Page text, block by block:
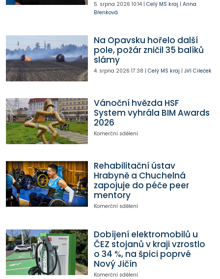
5. srpna 2026 10:14| Celý MS kraj | Anna
Břenková
Na Opavsku hořelo další
pole, požár zničil 35 balíků
slámy
4. srpna 2026 17:38 | Celý MS kraj | Jiří Cileček
Vánoční hvězda HSF
System vyhrála BIM Awards
2026
Komerční sdělení
Rehabilitační ústav
Hrabyně a Chuchelná
zapojuje do péče peer
mentory
Komerční sdělení
Dobíjení elektromobilů u
ČEZ stojanů v kraji vzrostlo
o 34 %, na špici poprvé
Nový Jičín
Komerční sdělení